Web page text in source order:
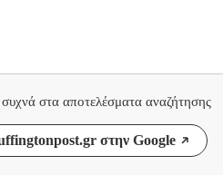
συχνά στα αποτελέσματα αναζήτησης
στην Google